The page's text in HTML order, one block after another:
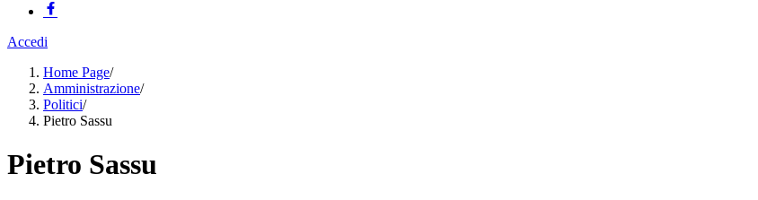
Accedi
Home Page/
Amministrazione/
Politici/
Pietro Sassu
Pietro Sassu